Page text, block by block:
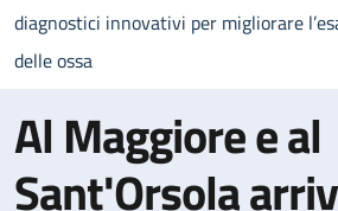
diagnostici innovativi per migliorare
delle ossa
Al Maggiore e al
Sant'Orsola